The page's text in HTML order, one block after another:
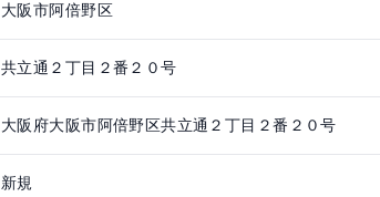
大阪市阿倍野区
共立通２丁目２番２０号
大阪府大阪市阿倍野区共立通２丁目２番２０号
新規